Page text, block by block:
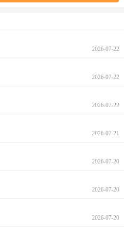
2026-07-22
2026-07-22
2026-07-22
2026-07-21
2026-07-20
2026-07-20
2026-07-20